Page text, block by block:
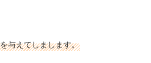
与えてしまします。